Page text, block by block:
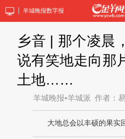
羊城晚报数字报
乡音 | 那个凌晨
说有笑地走向那
土地……
羊城晚报•羊城派 作者：
大地总会以丰硕的果实